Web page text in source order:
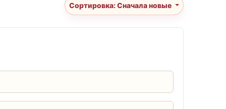
Сортировка: Сначала новые